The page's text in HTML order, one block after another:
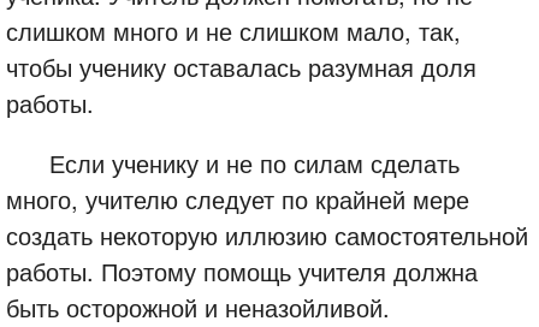
слишком много и не слишком мало, так,
чтобы ученику оставалась разумная доля
работы.
Если ученику и не по силам сделать
много, учителю следует по крайней мере
создать некоторую иллюзию самостоятельной
работы. Поэтому помощь учителя должна
быть осторожной и неназойливой.